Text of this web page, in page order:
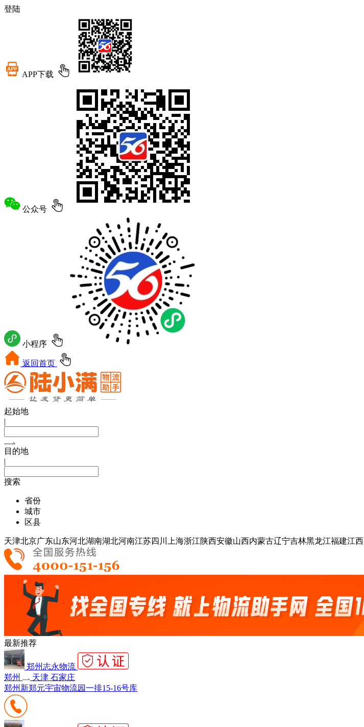
登陆
APP下载
公众号
小程序
返回首页
起始地
|
目的地
|
搜索
省份
城市
区县
天津北京广东山东河北湖南湖北河南江苏四川 上海浙江陕西安徽山西内蒙古辽宁吉林黑龙江福建江西
最新推荐
郑州志永物流
郑州
天津 石家庄
郑州新郑元宇宙物流园一排15-16号库